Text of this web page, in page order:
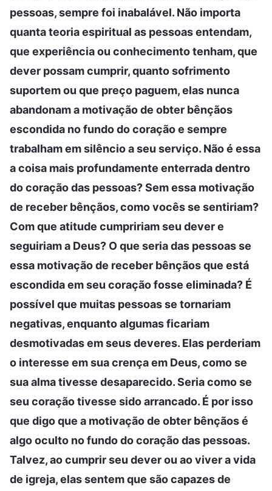
pessoas, sempre foi inabalável. Não importa
quanta teoria espiritual as pessoas entendam,
que experiência ou conhecimento tenham, que
dever possam cumprir, quanto sofrimento
suportem ou que preço paguem, elas nunca
abandonam a motivação de obter bênçãos
escondida no fundo do coração e sempre
trabalham em silêncio a seu serviço. Não é essa
a coisa mais profundamente enterrada dentro
do coração das pessoas? Sem essa motivação
de receber bênçãos, como vocês se sentiriam?
Com que atitude cumpririam seu dever e
seguiriam a Deus? O que seria das pessoas se
essa motivação de receber bênçãos que está
escondida em seu coração fosse eliminada? É
possível que muitas pessoas se tornariam
negativas, enquanto algumas ficariam
desmotivadas em seus deveres. Elas perderiam
o interesse em sua crença em Deus, como se
sua alma tivesse desaparecido. Seria como se
seu coração tivesse sido arrancado. É por isso
que digo que a motivação de obter bênçãos é
algo oculto no fundo do coração das pessoas.
Talvez, ao cumprir seu dever ou ao viver a vida
de igreja, elas sentem que são capazes de